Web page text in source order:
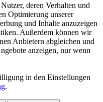
deren Verhalten und
Optimierung unserer
und Inhalte anzuzeigen
Außerdem können wir
Anbietern abgleichen und
anzeigen, nur wenn
in den Einstellungen
.